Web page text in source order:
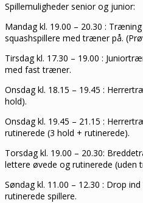
Spillemuligheder senior og junior:
Mandag kl. 19.00 – 20.30 :
squashspillere med træner på.
Tirsdag kl. 17.30 – 19.00 :
med fast træner.
Onsdag kl. 18.15 – 19.45 :
hold).
Onsdag kl. 19.45 – 21.15 :
rutinerede (3 hold + rutinerede).
Torsdag kl. 19.00 – 20.30:
lettere øvede og rutinerede (uden
Søndag kl. 11.00 – 12.30 : Drop
rutinerede spillere.